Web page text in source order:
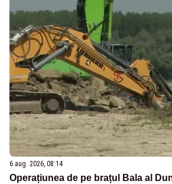
6 aug. 2026, 08:14
Operațiunea de pe brațul Bala al